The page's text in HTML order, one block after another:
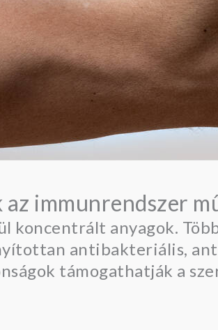
immunrendszer
koncentrált anyagok.
antibakteriális,
támogathatják a